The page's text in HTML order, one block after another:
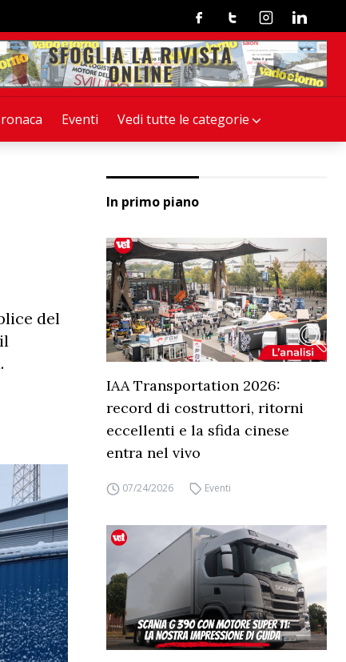
Eventi Vedi tutte le categorie
FacebookTwitterInstagramLinkedin
del
In primo piano
IAA Transportation 2026:
record di costruttori, ritorni
eccellenti e la sfida cinese
entra nel vivo
07/24/2026 Eventi